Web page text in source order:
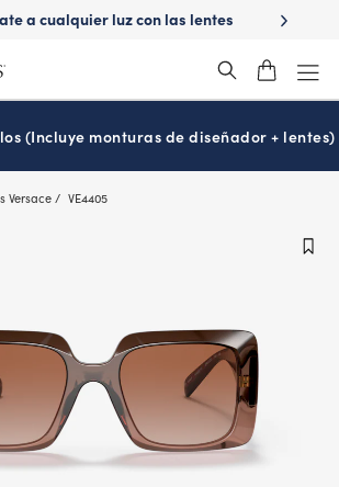
¿Es hora de tu examen de la vista?
(Incluye monturas de diseñador + lentes)
Versace VE4405